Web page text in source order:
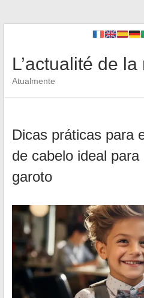
L’actualité de la
Atualmente
Dicas práticas para
de cabelo ideal
garoto